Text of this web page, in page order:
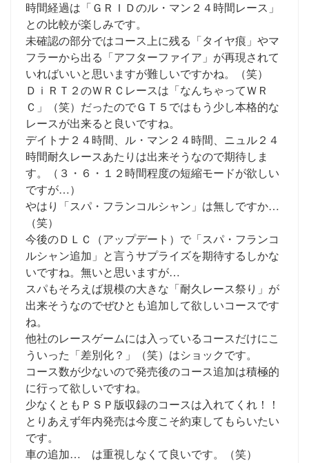
時間経過は「ＧＲＩＤのル・マン２４時間レース」
との比較が楽しみです。
未確認の部分ではコース上に残る「タイヤ痕」やマ
フラーから出る「アフターファイア」が再現されて
いればいいと思いますが難しいですかね。（笑）
ＤｉＲＴ２のＷＲＣレースは「なんちゃってＷＲ
Ｃ」（笑）だったのでＧＴ５ではもう少し本格的な
レースが出来ると良いですね。
デイトナ２４時間、ル・マン２４時間、ニュル２４
時間耐久レースあたりは出来そうなので期待しま
す。（３・６・１２時間程度の短縮モードが欲しい
ですが…）
やはり「スパ・フランコルシャン」は無しですか…
（笑）
今後のＤＬＣ（アップデート）で「スパ・フランコ
ルシャン追加」と言うサプライズを期待するしかな
いですね。無いと思いますが…
スパもそろえば規模の大きな「耐久レース祭り」が
出来そうなのでぜひとも追加して欲しいコースです
ね。
他社のレースゲームには入っているコースだけにこ
ういった「差別化？」（笑）はショックです。
コース数が少ないので発売後のコース追加は積極的
に行って欲しいですね。
少なくともＰＳＰ版収録のコースは入れてくれ！！
とりあえず年内発売は今度こそ約束してもらいたい
です。
車の追加… は重視しなくて良いです。（笑）